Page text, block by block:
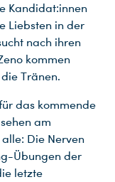
Kandidat:innen
Liebsten in der
nach ihren
kommen
Tränen.
das kommende
am
alle: Die Nerven
Übungen der
letzte